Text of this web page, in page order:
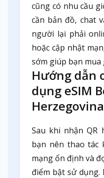
cũng có nhu cầu
cần bản đồ, chat
người lại phải
hoặc cập nhật
sớm giúp bạn mua
Hướng dẫn
dụng eSIM
Herzegovina
Sau khi nhận QR
bạn nên thao tác
mạng ổn định và
điểm bật sử dụng.